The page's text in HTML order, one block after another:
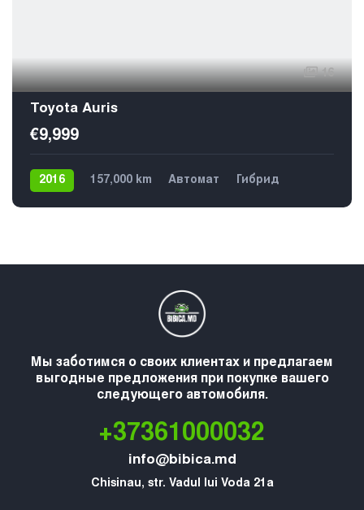
16
Toyota Auris
€9,999
2016 157,000 km Автомат
Гибрид
Мы заботимся о своих клиентах и предлагаем
выгодные предложения при покупке вашего
следующего автомобиля.
+37361000032
info@bibica.md
Chisinau, str. Vadul lui Voda 21a